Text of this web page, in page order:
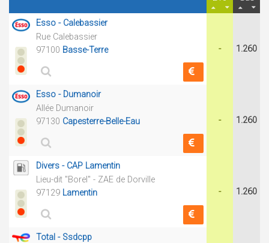
Esso - Calebassier
Rue Calebassier
97100 Basse-Terre - 1.260
Esso - Dumanoir
Allée Dumanoir
97130 Capesterre-Belle-Eau - 1.260
Divers - CAP Lamentin
Lieu-dit "Borel" - ZAE de Dorville
97129 Lamentin - 1.260
Total - Ssdcpp